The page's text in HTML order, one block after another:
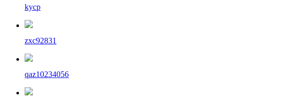
kycp
zxc92831
qaz10234056